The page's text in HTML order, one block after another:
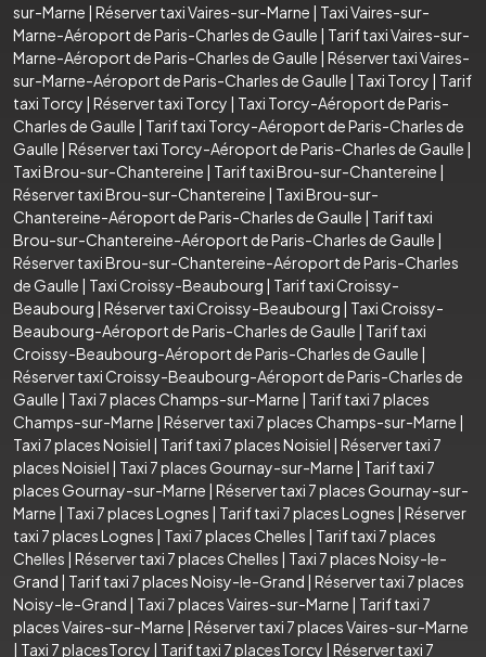
sur-Marne | Réserver taxi Vaires-sur-Marne | Taxi Vaires-sur-
Marne-Aéroport de Paris-Charles de Gaulle | Tarif taxi Vaires-sur-
Marne-Aéroport de Paris-Charles de Gaulle | Réserver taxi Vaires-
sur-Marne-Aéroport de Paris-Charles de Gaulle | Taxi Torcy | Tarif
taxi Torcy | Réserver taxi Torcy | Taxi Torcy-Aéroport de Paris-
Charles de Gaulle | Tarif taxi Torcy-Aéroport de Paris-Charles de
Gaulle | Réserver taxi Torcy-Aéroport de Paris-Charles de Gaulle |
Taxi Brou-sur-Chantereine | Tarif taxi Brou-sur-Chantereine |
Réserver taxi Brou-sur-Chantereine | Taxi Brou-sur-
Chantereine-Aéroport de Paris-Charles de Gaulle | Tarif taxi
Brou-sur-Chantereine-Aéroport de Paris-Charles de Gaulle |
Réserver taxi Brou-sur-Chantereine-Aéroport de Paris-Charles
de Gaulle | Taxi Croissy-Beaubourg | Tarif taxi Croissy-
Beaubourg | Réserver taxi Croissy-Beaubourg | Taxi Croissy-
Beaubourg-Aéroport de Paris-Charles de Gaulle | Tarif taxi
Croissy-Beaubourg-Aéroport de Paris-Charles de Gaulle |
Réserver taxi Croissy-Beaubourg-Aéroport de Paris-Charles de
Gaulle | Taxi 7 places Champs-sur-Marne | Tarif taxi 7 places
Champs-sur-Marne | Réserver taxi 7 places Champs-sur-Marne |
Taxi 7 places Noisiel | Tarif taxi 7 places Noisiel | Réserver taxi 7
places Noisiel | Taxi 7 places Gournay-sur-Marne | Tarif taxi 7
places Gournay-sur-Marne | Réserver taxi 7 places Gournay-sur-
Marne | Taxi 7 places Lognes | Tarif taxi 7 places Lognes | Réserver
taxi 7 places Lognes | Taxi 7 places Chelles | Tarif taxi 7 places
Chelles | Réserver taxi 7 places Chelles | Taxi 7 places Noisy-le-
Grand | Tarif taxi 7 places Noisy-le-Grand | Réserver taxi 7 places
Noisy-le-Grand | Taxi 7 places Vaires-sur-Marne | Tarif taxi 7
places Vaires-sur-Marne | Réserver taxi 7 places Vaires-sur-Marne
| Taxi 7 placesTorcy | Tarif taxi 7 placesTorcy | Réserver taxi 7